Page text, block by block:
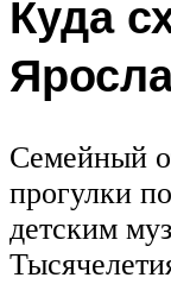
Куда
Семейный
прогулки
детским